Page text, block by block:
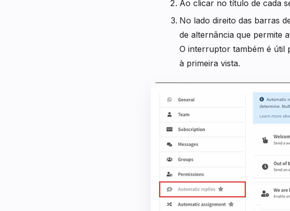
Ao clicar no título de cada
No lado direito das barras
de alternância que permite
O interruptor também é útil
à primeira vista.